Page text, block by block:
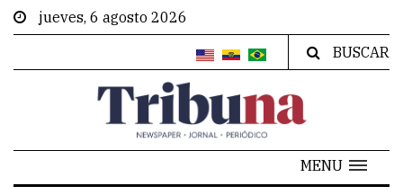
jueves, 6 agosto 2026
BUSCAR
MENU